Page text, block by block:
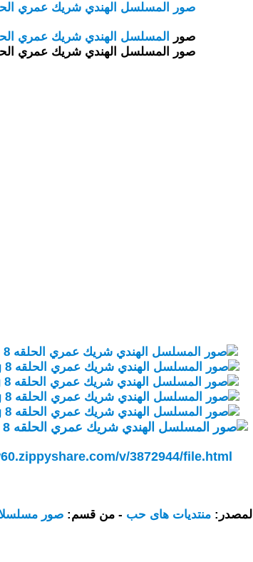
صور المسلسل الهندي شريك عمري
صور المسلسل الهندي شريك عمري
صور المسلسل الهندي شريك عمري
v/3872944/file.html
المصدر:منتديات هاى حب - من قسم:صور